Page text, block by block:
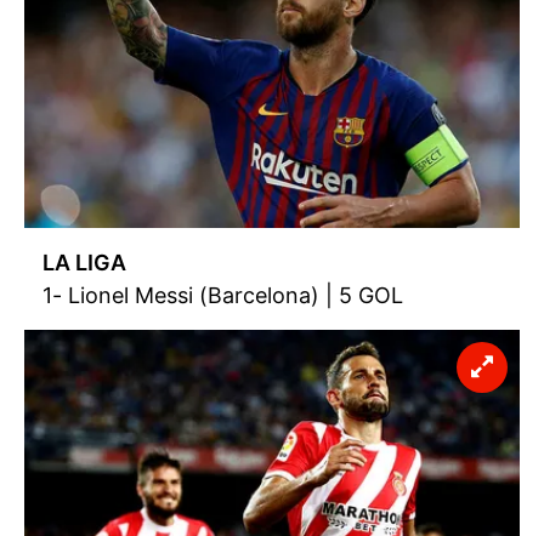
LA LIGA
1- Lionel Messi (Barcelona) | 5 GOL